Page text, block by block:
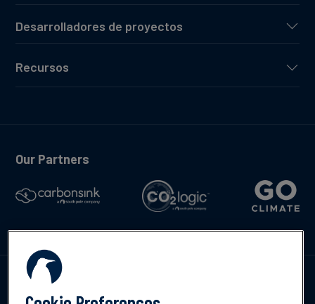
Desarrolladores de proyectos
Recursos
Our Partners